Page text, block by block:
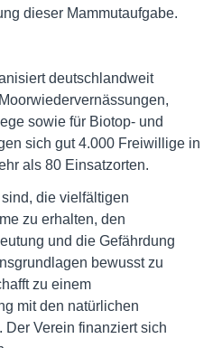
dieser Mammutaufgabe.
deutschlandweit
sowie für Biotop- und
sich gut 4.000 Freiwillige in
als 80 Einsatzorten.
die vielfältigen
zu erhalten, den
und die Gefährdung
bewusst zu
zu einem
mit den natürlichen
Der Verein finanziert sich